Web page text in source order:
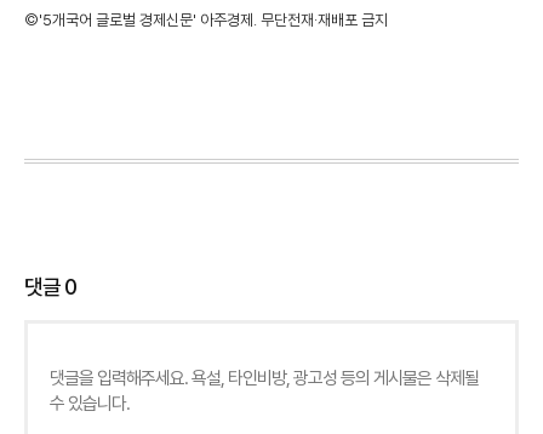
©'5개국어 글로벌 경제신문' 아주경제. 무단전재·재배포 금지
댓글0